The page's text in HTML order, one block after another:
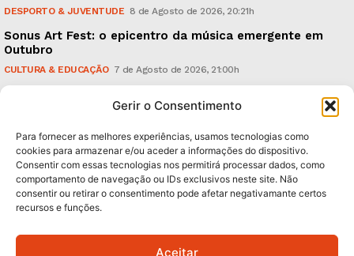
Gerir o Consentimento
Para fornecer as melhores experiências, usamos tecnologias como
cookies para armazenar e/ou aceder a informações do dispositivo.
Consentir com essas tecnologias nos permitirá processar dados, como
comportamento de navegação ou IDs exclusivos neste site. Não
consentir ou retirar o consentimento pode afetar negativamante certos
recursos e funções.
Aceitar
DESPORTO & JUVENTUDE 8 de Agosto de 2026, 20:21h
Sonus Art Fest: o epicentro da música emergente em
Outubro
CULTURA & EDUCAÇÃO 7 de Agosto de 2026, 21:00h
Subscreva Newsletter: